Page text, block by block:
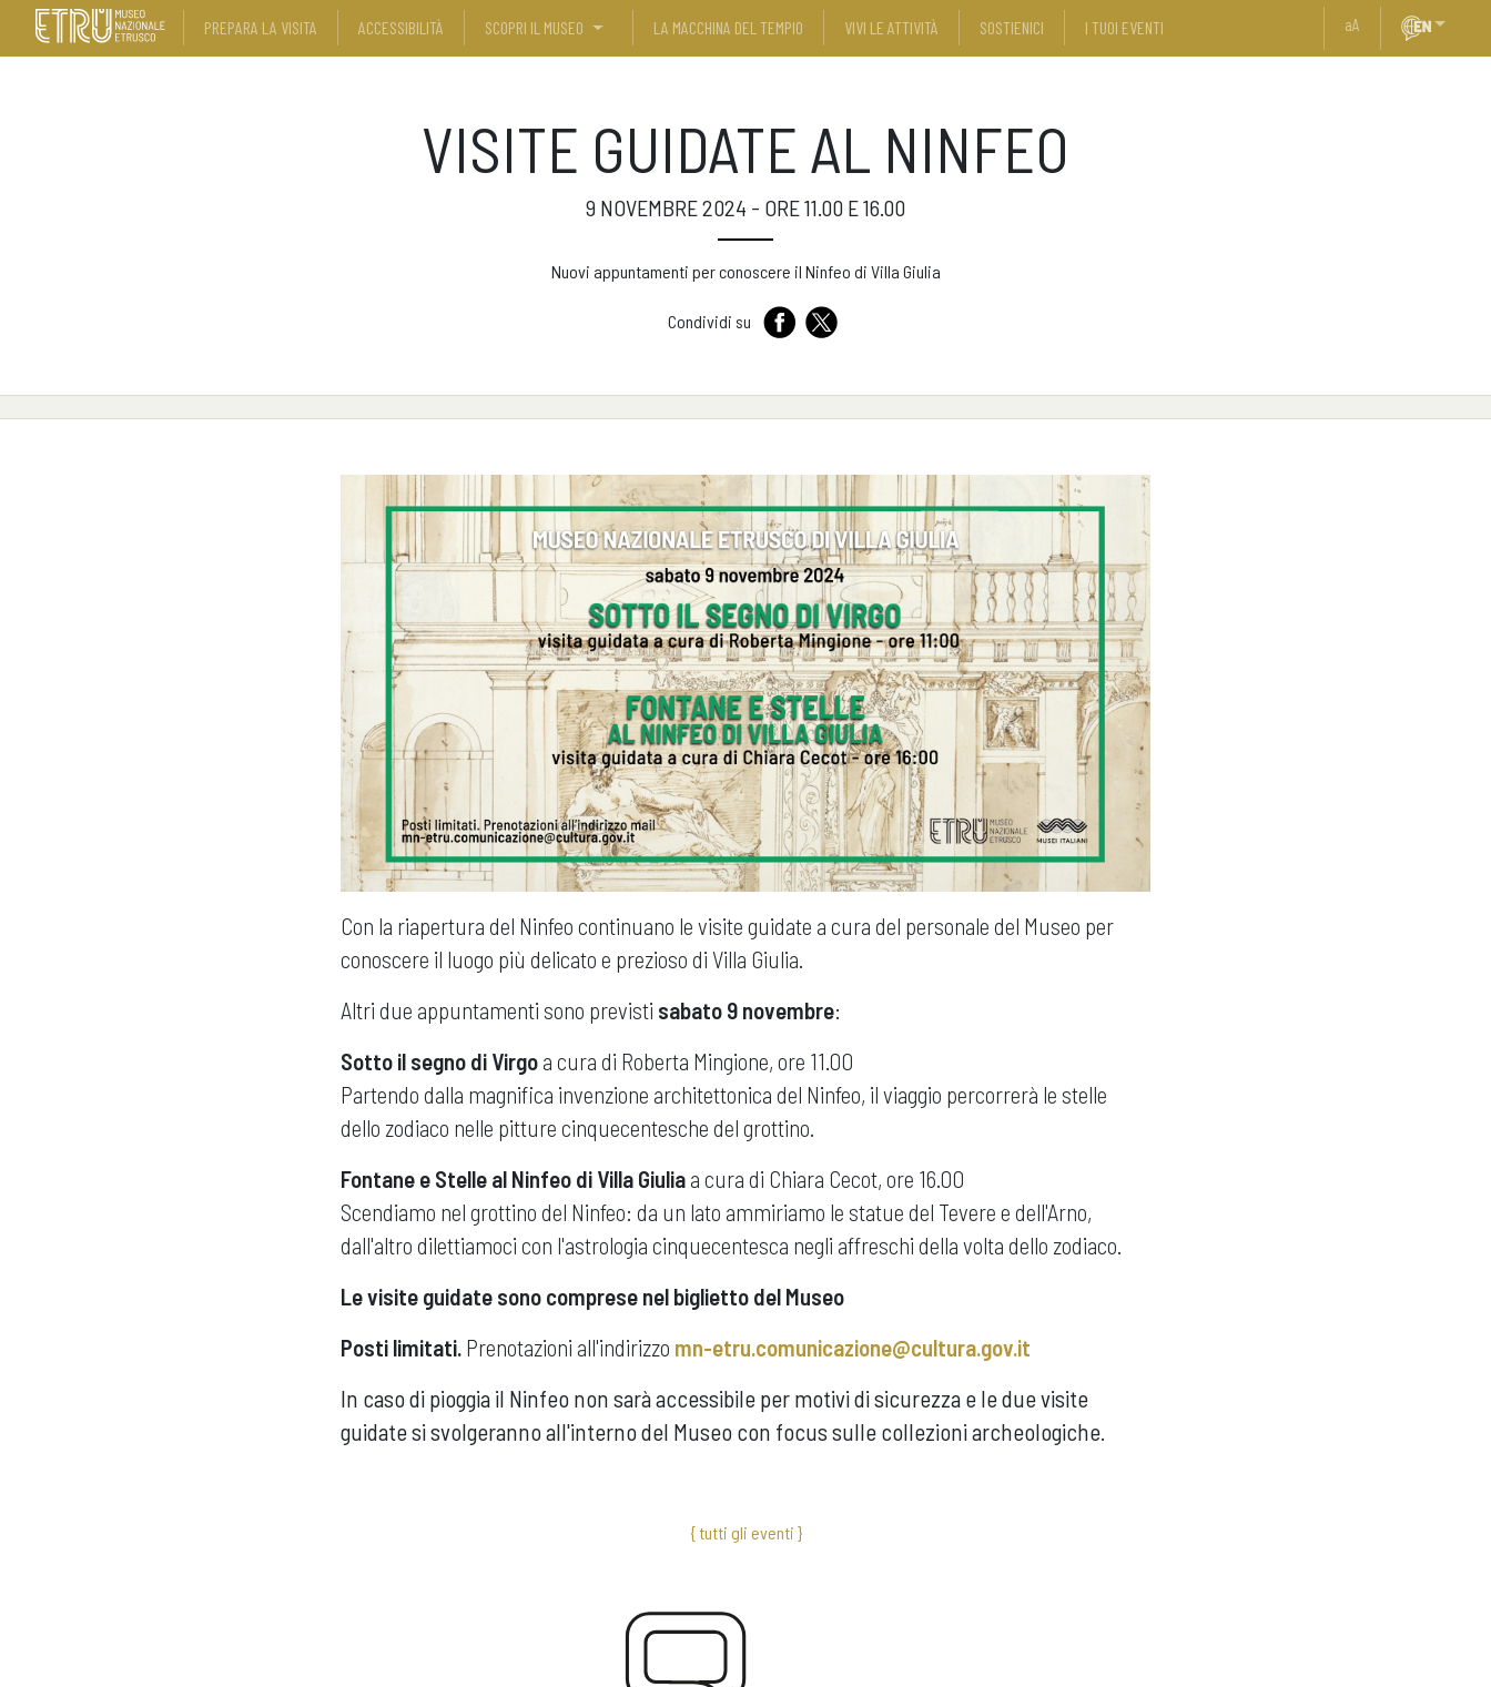
PREPARA LA VISITA ACCESSIBILITÀ SCOPRI IL MUSEO LA MACCHINA DEL TEMPIO VIVI LE ATTIVITÀ SOSTIENICI I TUOI EVENTI aA
VISITE GUIDATE AL NINFEO
9 NOVEMBRE 2024 - ORE 11.00 E 16.00
Nuovi appuntamenti per conoscere il Ninfeo di Villa Giulia
Condividi su
Con la riapertura del Ninfeo continuano le visite guidate a cura del personale del Museo per
conoscere il luogo più delicato e prezioso di Villa Giulia.
Altri due appuntamenti sono previsti sabato 9 novembre:
Sotto il segno di Virgo a cura di Roberta Mingione, ore 11.00
Partendo dalla magnifica invenzione architettonica del Ninfeo, il viaggio percorrerà le stelle
dello zodiaco nelle pitture cinquecentesche del grottino.
Fontane e Stelle al Ninfeo di Villa Giulia a cura di Chiara Cecot, ore 16.00
Scendiamo nel grottino del Ninfeo: da un lato ammiriamo le statue del Tevere e dell'Arno,
dall'altro dilettiamoci con l'astrologia cinquecentesca negli affreschi della volta dello zodiaco.
Le visite guidate sono comprese nel biglietto del Museo
Posti limitati. Prenotazioni all'indirizzo mn-etru.comunicazione@cultura.gov.it
In caso di pioggia il Ninfeo non sarà accessibile per motivi di sicurezza e le due visite
guidate si svolgeranno all'interno del Museo con focus sulle collezioni archeologiche.
{ tutti gli eventi }